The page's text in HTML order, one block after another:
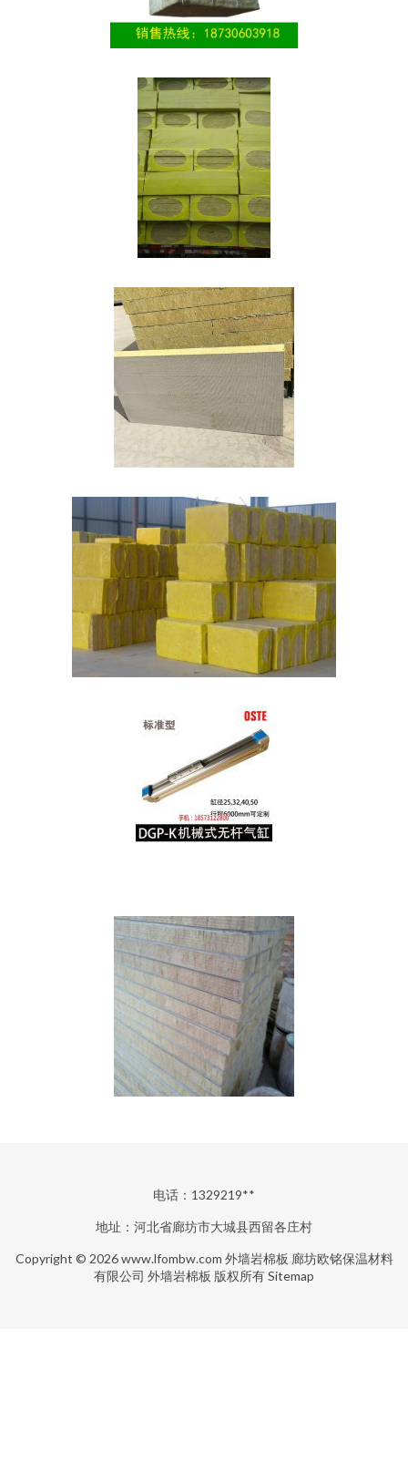
电话：1329219**
地址：河北省廊坊市大城县西留各庄村
Copyright © 2026www.lfombw.com 外墙岩棉板 廊坊欧铭保温材料
有限公司 外墙岩棉板 版权所有Sitemap